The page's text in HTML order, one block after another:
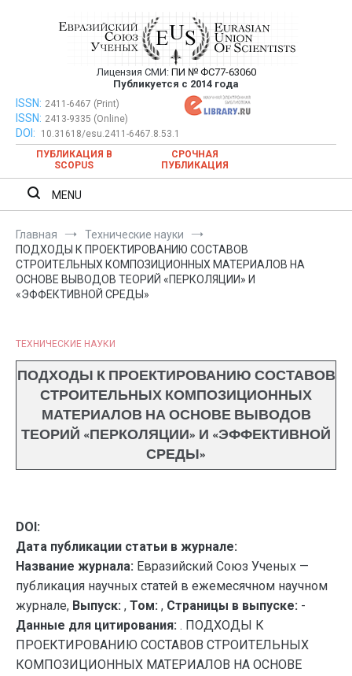
Евразийский Союз Ученых —
публикация научных статей в
ежемесячном научном журнале
Лицензия СМИ: ПИ № ФС77-63060
Публикуется с 2014 года
Евразийский Союз Ученых — публикация научных статей в
ежемесячном научном журнале
ISSN: 2411-6467 (Print)
ISSN: 2413-9335 (Online)
DOI:
10.31618/esu.2411-6467.8.53.1
ПУБЛИКАЦИЯ В
SCOPUS
СРОЧНАЯ
ПУБЛИКАЦИЯ
MENU
Главная
Технические науки
ПОДХОДЫ К ПРОЕКТИРОВАНИЮ СОСТАВОВ
СТРОИТЕЛЬНЫХ КОМПОЗИЦИОННЫХ МАТЕРИАЛОВ НА
ОСНОВЕ ВЫВОДОВ ТЕОРИЙ «ПЕРКОЛЯЦИИ» И
«ЭФФЕКТИВНОЙ СРЕДЫ»
ТЕХНИЧЕСКИЕ НАУКИ
ПОДХОДЫ К ПРОЕКТИРОВАНИЮ СОСТАВОВ
СТРОИТЕЛЬНЫХ КОМПОЗИЦИОННЫХ
МАТЕРИАЛОВ НА ОСНОВЕ ВЫВОДОВ
ТЕОРИЙ «ПЕРКОЛЯЦИИ» И «ЭФФЕКТИВНОЙ
СРЕДЫ»
DOI:
Дата публикации статьи в журнале:
Название журнала: Евразийский Союз Ученых —
публикация научных статей в ежемесячном научном
журнале, Выпуск: , Том: , Страницы в выпуске: -
Данные для цитирования: . ПОДХОДЫ К
ПРОЕКТИРОВАНИЮ СОСТАВОВ СТРОИТЕЛЬНЫХ
КОМПОЗИЦИОННЫХ МАТЕРИАЛОВ НА ОСНОВЕ